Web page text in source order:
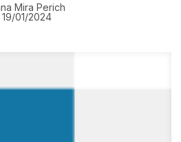
Mira Perich
19/01/2024